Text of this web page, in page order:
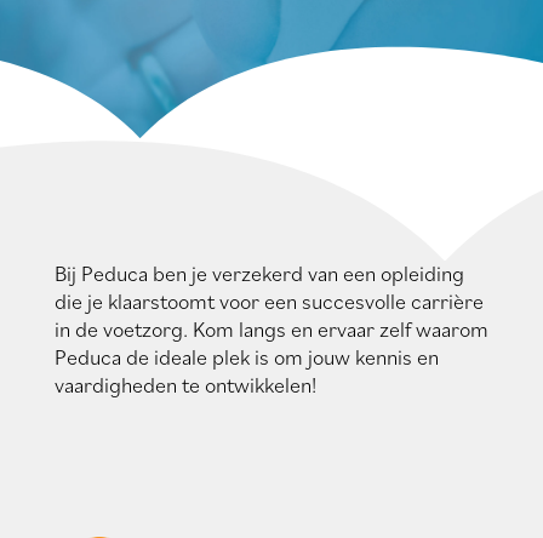
Bij Peduca ben je verzekerd van een opleiding
die je klaarstoomt voor een succesvolle carrière
in de voetzorg. Kom langs en ervaar zelf waarom
Peduca de ideale plek is om jouw kennis en
vaardigheden te ontwikkelen!